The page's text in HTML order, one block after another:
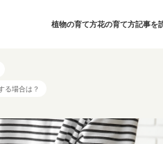
植物の育て方花の育て方記事を
る場合は？